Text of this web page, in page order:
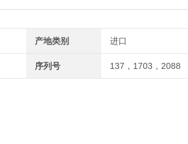
产地类别 进口
序列号 137，1703，2088